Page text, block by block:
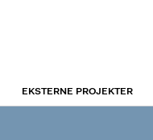
EKSTERNE PROJEKTER